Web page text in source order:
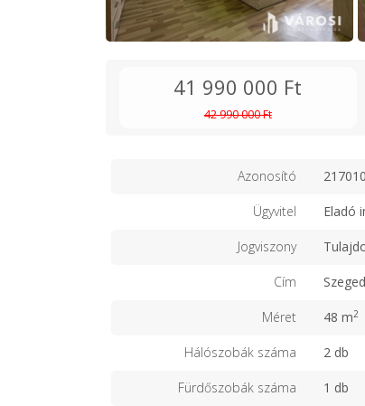
41 990 000 Ft
42 990 000 Ft
Azonosító 217010
Ügyvitel Eladó
Jogviszony
Cím
Méret 48 m2
Hálószobák száma 2 db
Fürdőszobák száma 1 db